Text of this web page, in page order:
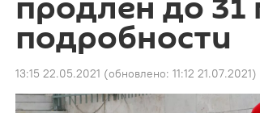
продлен до 31
подробности
13:15 22.05.2021 (обновлено: 11:12 21.07.2021)